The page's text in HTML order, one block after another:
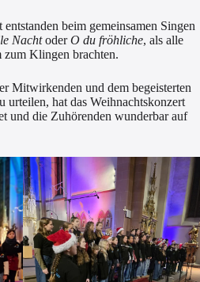
beim gemeinsamen Singen
NachtoderO du fröhliche, als alle
zum Klingen brachten.
Mitwirkenden und dem begeisterten
urteilen, hat das Weihnachtskonzert
und die Zuhörenden wunderbar auf